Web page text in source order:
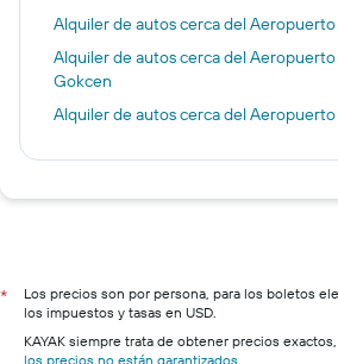
Alquiler de autos cerca del
Alquiler de autos cerca del
Gokcen
Alquiler de autos cerca del
*
Los precios son por persona, para los boletos
los impuestos y tasas en USD.
KAYAK siempre trata de obtener precios
los precios no están garantizados.